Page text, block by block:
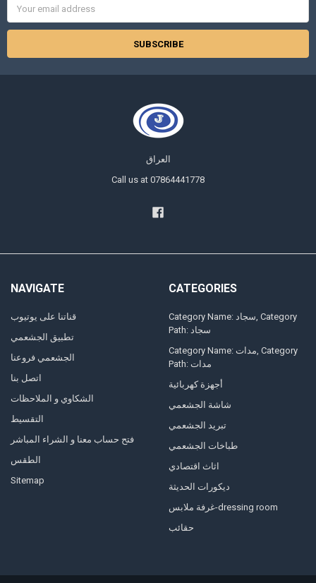
Address
العراق
Call us at 07864441778
NAVIGATE
قناتنا على يوتيوب
تطبيق الجشعمي
الجشعمي فروعنا
اتصل بنا
الشكاوي و الملاحظات
التقسيط
فتح حساب معنا و الشراء المباشر
الطقس
Sitemap
CATEGORIES
Category Name: سجاد, Category
Path: سجاد
Category Name: مدات, Category
Path: مدات
أجهزة كهربائية
شاشة الجشعمي
تبريد الجشعمي
طباخات الجشعمي
اثاث اقتصادي
ديكورات الحديثة
غرفة ملابس-dressing room
حقائب